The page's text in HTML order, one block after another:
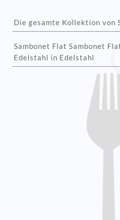
Die gesamte Kollektion von
Sambonet Flat Sambonet
Edelstahl in Edelstahl